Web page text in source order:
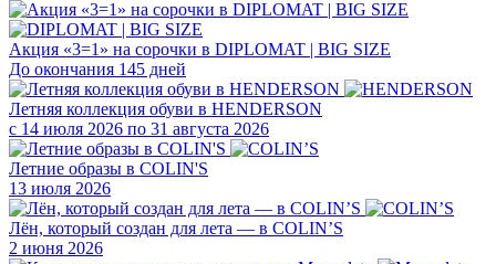
Акция «3=1» на сорочки в DIPLOMAT | BIG SIZE
До окончания 145 дней
Летняя коллекция обуви в HENDERSON
с 14 июля 2026 по 31 августа 2026
Летние образы в COLIN'S
13 июля 2026
Лён, который создан для лета — в COLIN’S
2 июня 2026